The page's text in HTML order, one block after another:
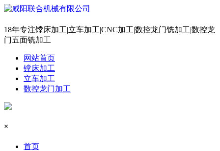
18年专注镗床加工|立车加工|CNC加工|数控龙门铣加工|数控龙
门五面铣加工
网站首页
镗床加工
立车加工
数控龙门加工
×
首页